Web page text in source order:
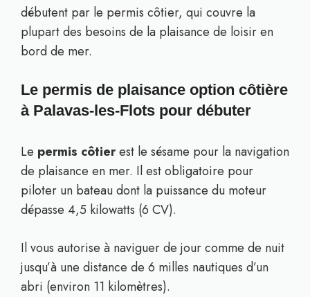
débutent par le permis côtier, qui couvre la
plupart des besoins de la plaisance de loisir en
bord de mer.
Le permis de plaisance option côtière
à Palavas-les-Flots pour débuter
Le permis côtierest le sésame pour la navigation
de plaisance en mer. Il est obligatoire pour
piloter un bateau dont la puissance du moteur
dépasse 4,5 kilowatts (6 CV).
Il vous autorise à naviguer de jour comme de nuit
jusqu’à une distance de 6 milles nautiques d’un
abri (environ 11 kilomètres).